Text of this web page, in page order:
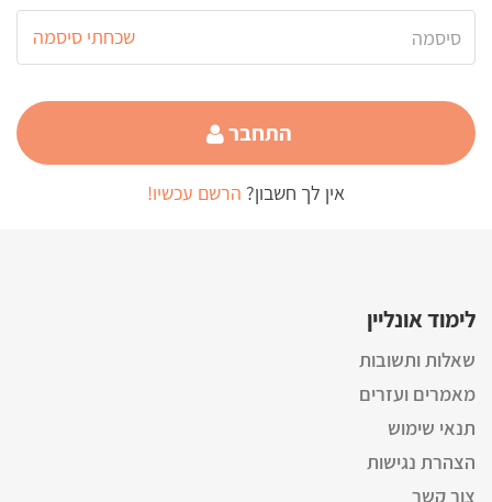
שכחתי סיסמה
התחבר
אין לך חשבון? הרשם עכשיו!
לימוד אונליין
שאלות ותשובות
מאמרים ועזרים
תנאי שימוש
הצהרת נגישות
צור קשר